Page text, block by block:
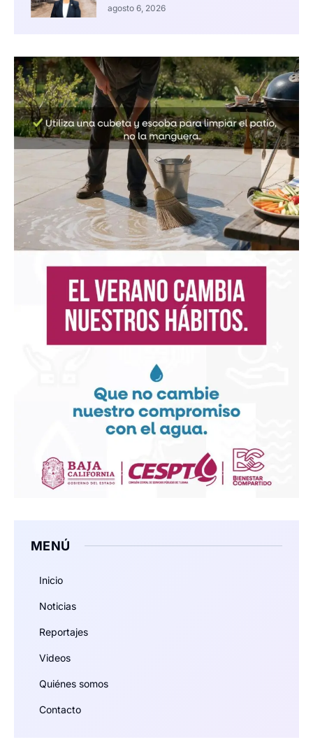
agosto 6, 2026
MENÚ
Inicio
Noticias
Reportajes
Videos
Quiénes somos
Contacto